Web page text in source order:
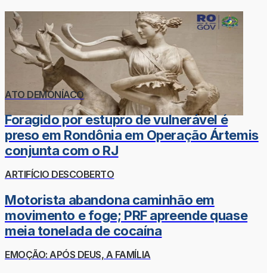
ATO DEMONÍACO
Foragido por estupro de vulnerável é
preso em Rondônia em Operação Ártemis
conjunta com o RJ
ARTIFÍCIO DESCOBERTO
Motorista abandona caminhão em
movimento e foge; PRF apreende quase
meia tonelada de cocaína
EMOÇÃO: APÓS DEUS, A FAMÍLIA